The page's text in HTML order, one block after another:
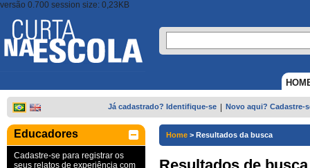
versão 0.700 session size: 0,23KB
Já cadastrado? Identifique-se Novo aqui? Cadastre-
Educadores
Cadastre-se para registrar os
seus relatos de experiência com
Home > Resultados da busca